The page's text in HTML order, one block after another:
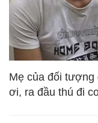
Mẹ của đối tượng
ơi, ra đầu thú đi